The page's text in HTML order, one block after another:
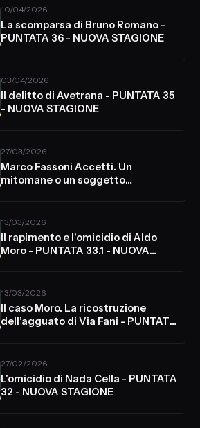
10/04/2026
La scomparsa di Bruno Romano -
PUNTATA 36 - NUOVA STAGIONE
03/04/2026
Il delitto di Avetrana - PUNTATA 35
- NUOVA STAGIONE
27/03/2026
Marco Fassoni Accetti. Un
mitomane o un soggetto
13/03/2026
Il rapimento e l'omicidio di Aldo
Moro - PUNTATA 33.1 - NUOVA
13/03/2026
Il caso Moro. La ricostruzione
dell’agguato di Via Fani - PUNTATA
27/02/2026
L'omicidio di Nada Cella - PUNTATA
32 - NUOVA STAGIONE